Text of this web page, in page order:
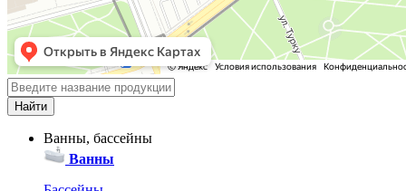
Ванны, бассейны
Ванны